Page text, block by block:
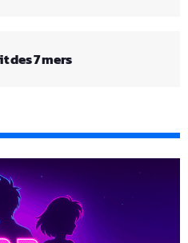
des 7 mers